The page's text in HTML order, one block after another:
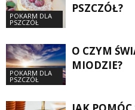
POKARM DLA
PSZCZÓŁ
PSZCZÓŁ?
POKARM DLA
PSZCZÓŁ
O CZYM
MIODZIE?